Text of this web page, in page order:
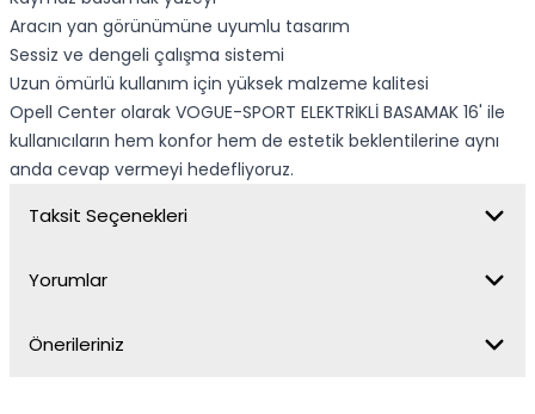
Aracın yan görünümüne uyumlu tasarım
Sessiz ve dengeli çalışma sistemi
Uzun ömürlü kullanım için yüksek malzeme kalitesi
Opell Center olarak VOGUE-SPORT ELEKTRİKLİ BASAMAK 16' ile
kullanıcıların hem konfor hem de estetik beklentilerine aynı
anda cevap vermeyi hedefliyoruz.
Taksit Seçenekleri
Yorumlar
Önerileriniz